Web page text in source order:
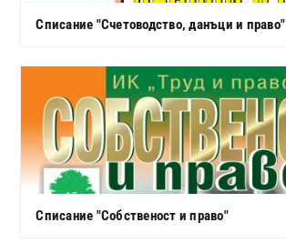
Списание "Счетоводство, данъци и право"
Списание "Собственост и право"